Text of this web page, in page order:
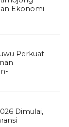
Ekonomi
Perkuat
Dimulai,